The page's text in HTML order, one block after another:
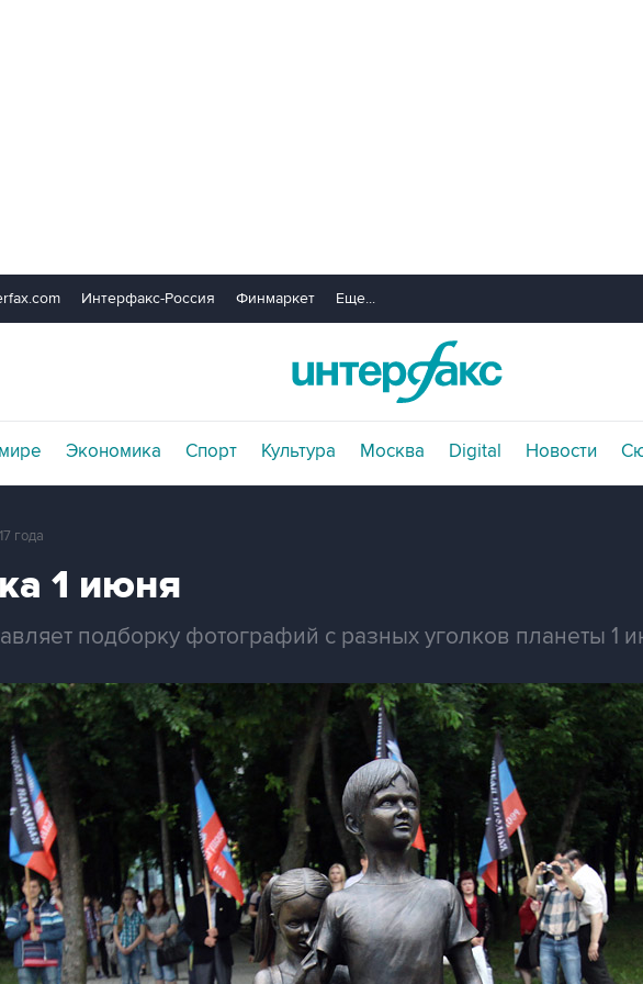
Интерфакс-Россия Финмаркет Еще...
Экономика Спорт Культура Москва Digital Новости
года
1 июня
подборку фотографий с разных уголков планеты 1